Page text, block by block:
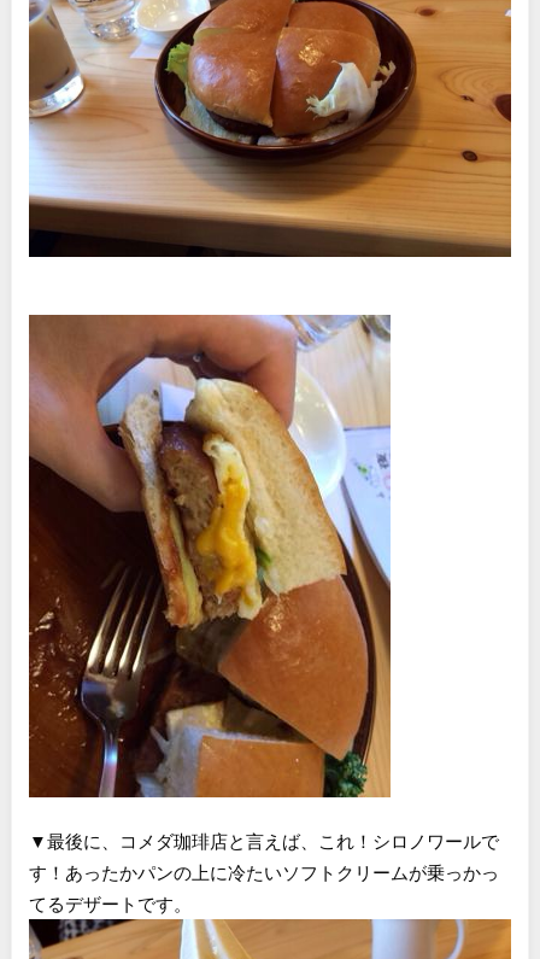
▼最後に、コメダ珈琲店と言えば、これ！シロノワールで
す！あったかパンの上に冷たいソフトクリームが乗っかっ
てるデザートです。